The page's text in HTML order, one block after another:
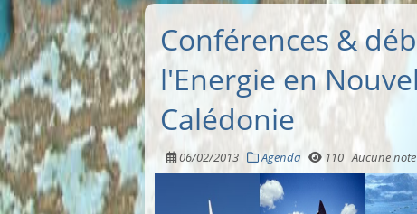
Conférences &
l'Energie en
Calédonie
06/02/2013 Agenda 110 Aucune note